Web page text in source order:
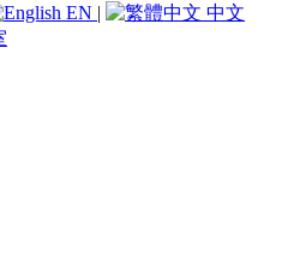
EN | 中文